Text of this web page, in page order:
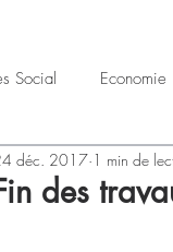
Social Economie
19 Culture
des
déc. 2017 1 min de